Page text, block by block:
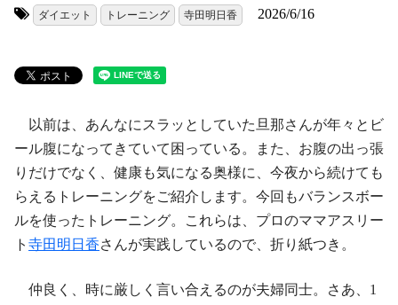
ダイエット トレーニング 寺田明日香 2026/6/16
以前は、あんなにスラッとしていた旦那さんが年々とビ
ール腹になってきていて困っている。また、お腹の出っ張
りだけでなく、健康も気になる奥様に、今夜から続けても
らえるトレーニングをご紹介します。今回もバランスボー
ルを使ったトレーニング。これらは、プロのママアスリー
ト 寺田明日香さんが実践しているので、折り紙つき。
仲良く、時に厳しく言い合えるのが夫婦同士。さあ、1